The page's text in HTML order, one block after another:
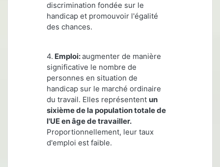
discrimination fondée sur le
handicap et promouvoir l'égalité
des chances.
4. Emploi:augmenter de manière
significative le nombre de
personnes en situation de
handicap sur le marché ordinaire
du travail. Elles représentent un
sixième de la population totale de
l'UE en âge de travailler.
Proportionnellement, leur taux
d'emploi est faible.